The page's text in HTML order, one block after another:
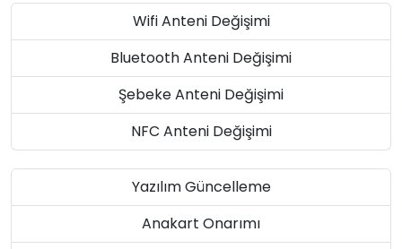
Wifi Anteni Değişimi
Bluetooth Anteni Değişimi
Şebeke Anteni Değişimi
NFC Anteni Değişimi
Yazılım Güncelleme
Anakart Onarımı